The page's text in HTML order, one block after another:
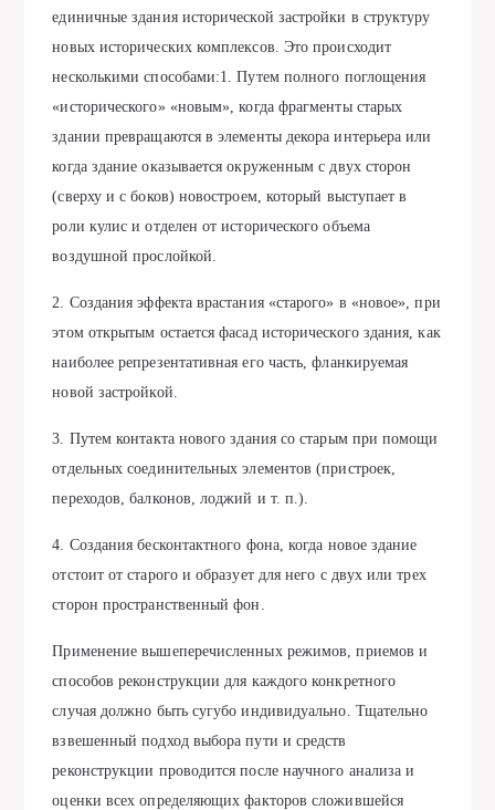
единичные здания исторической застройки в структуру
новых исторических комплексов. Это происходит
несколькими способами:1. Путем полного поглощения
«исторического» «новым», когда фрагменты старых
здании превращаются в элементы декора интерьера или
когда здание оказывается окруженным с двух сторон
(сверху и с боков) новостроем, который выступает в
роли кулис и отделен от исторического объема
воздушной прослойкой.
2. Создания эффекта врастания «старого» в «новое», при
этом открытым остается фасад исторического здания, как
наиболее репрезентативная его часть, фланкируемая
новой застройкой.
3. Путем контакта нового здания со старым при помощи
отдельных соединительных элементов (пристроек,
переходов, балконов, лоджий и т. п.).
4. Создания бесконтактного фона, когда новое здание
отстоит от старого и образует для него с двух или трех
сторон пространственный фон.
Применение вышеперечисленных режимов, приемов и
способов реконструкции для каждого конкретного
случая должно быть сугубо индивидуально. Тщательно
взвешенный подход выбора пути и средств
реконструкции проводится после научного анализа и
оценки всех определяющих факторов сложившейся